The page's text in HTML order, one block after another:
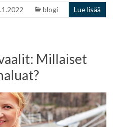
blogi Lue lisää
Millaiset